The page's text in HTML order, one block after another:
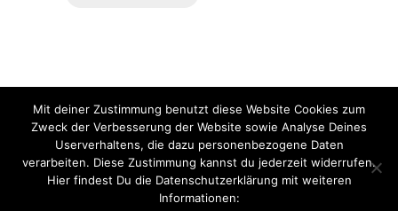
Mit deiner Zustimmung benutzt diese Website Cookies zum
Zweck der Verbesserung der Website sowie Analyse Deines
Userverhaltens, die dazu personenbezogene Daten
verarbeiten. Diese Zustimmung kannst du jederzeit widerrufen.
Hier findest Du die Datenschutzerklärung mit weiteren
Informationen: